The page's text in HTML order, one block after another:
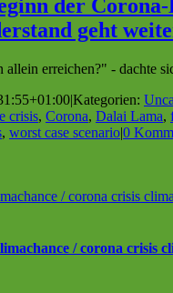
der
geht
allein erreichen?" - dachte
|Kategorien:
crisis, Corona, Dalai Lama,
, worst case scenario|0
/ corona crisis
/ corona crisis